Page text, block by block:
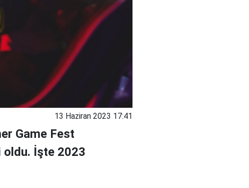
13 Haziran 2023 17:41
Game Fest
oldu. İşte 2023